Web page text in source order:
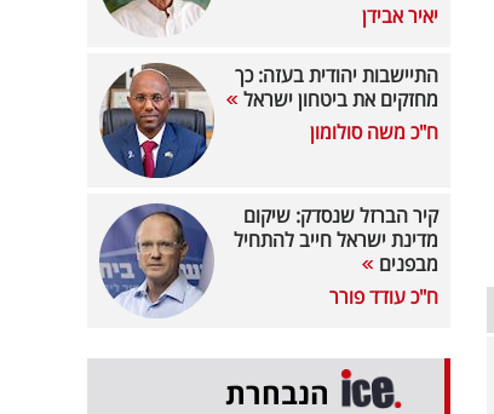
יאיר אבידן
התיישבות יהודית בעזה: כך
מחזקים את ביטחון ישראל
ח"כ משה סולומון
קיר הברזל שנסדק: שיקום
מדינת ישראל חייב להתחיל
מבפנים
ח"כ עודד פורר
הנבחרת